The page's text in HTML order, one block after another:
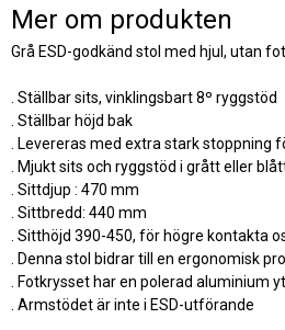
Mer om produkten
Grå ESD-godkänd stol med hjul, utan
. Ställbar sits, vinklingsbart 8º ryggstöd
. Ställbar höjd bak
. Levereras med extra stark stoppning
. Mjukt sits och ryggstöd i grått eller
. Sittdjup : 470 mm
. Sittbredd: 440 mm
. Sitthöjd 390-450, för högre kontakta
. Denna stol bidrar till en ergonomisk
. Fotkrysset har en polerad aluminium
. Armstödet är inte i ESD-utförande